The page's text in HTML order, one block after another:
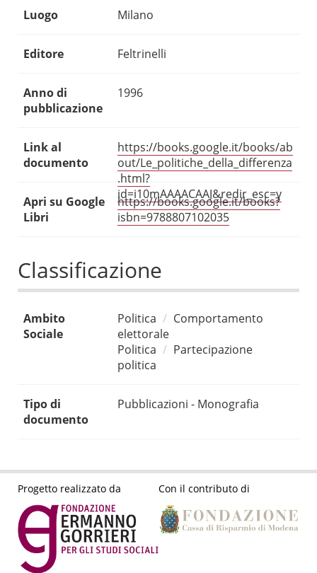
Luogo Milano
Editore Feltrinelli
Anno di
pubblicazione
1996
Link al
documento
https://books.google.it/books/ab
out/Le_politiche_della_differenza
.html?
id=i10mAAAACAAJ&redir_esc=y
Apri su Google
Libri
https://books.google.it/books?
isbn=9788807102035
Classificazione
Ambito
Sociale
Politica
Comportamento
elettorale
Politica
Partecipazione
politica
Tipo di
documento
Pubblicazioni - Monografia
Progetto realizzato da Con il contributo di